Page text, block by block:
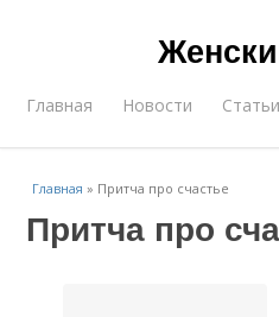
Главная Новости Статьи
Главная » Притча про счастье
Притча про